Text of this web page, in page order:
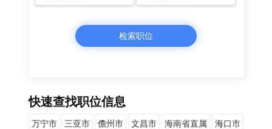
快速查找职位信息
万宁市 三亚市 儋州市 文昌市 海南省直属 海口市